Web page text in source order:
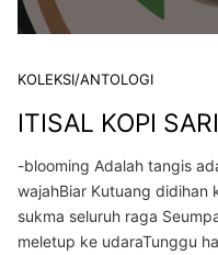
KOLEKSI/ANTOLOGI
ITISAL KOPI
-blooming Adalah tangis
wajahBiar Kutuang didihan
sukma seluruh raga
meletup ke udaraTunggu